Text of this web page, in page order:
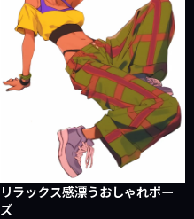
リラックス感漂うおしゃれポー
ズ